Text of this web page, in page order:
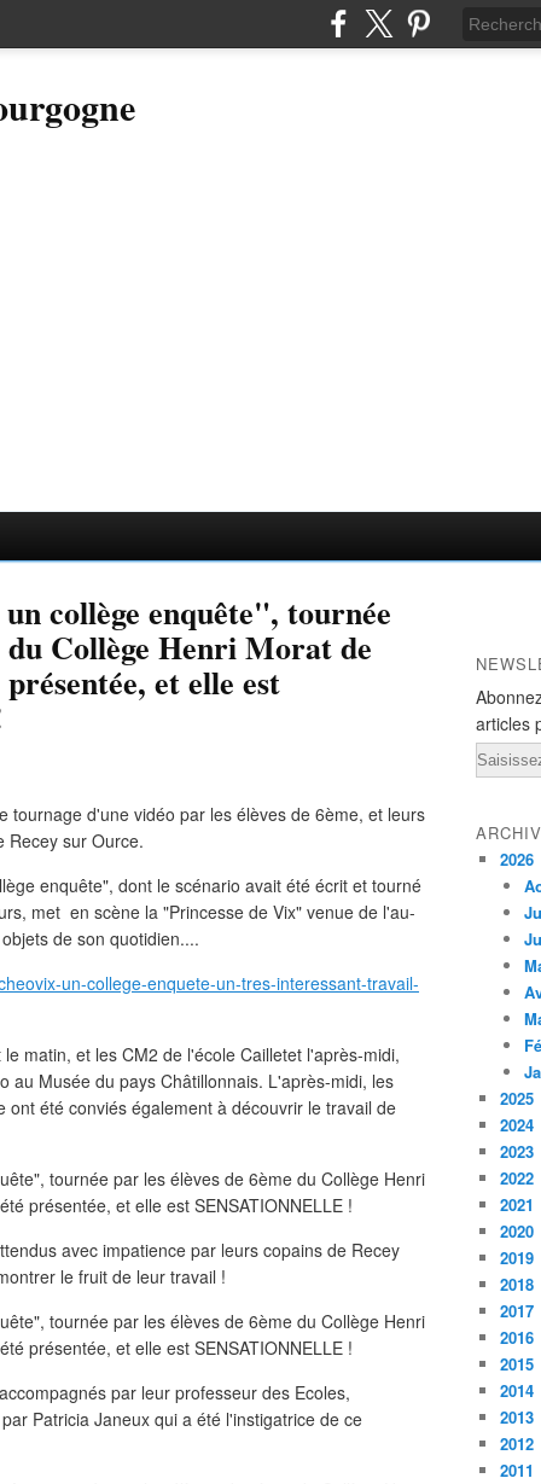
collège enquête", tournée
du Collège Henri Morat de
et elle est
tournage d'une vidéo par les élèves de 6ème, et leurs
Recey sur Ource.
enquête", dont le scénario avait été écrit et tourné
met en scène la "Princesse de Vix" venue de l'au-
de son quotidien....
un-college-enquete-un-tres-interessant-travail-
matin, et les CM2 de l'école Cailletet l'après-midi,
au Musée du pays Châtillonnais. L'après-midi, les
été conviés également à découvrir le travail de
avec impatience par leurs copains de Recey
le fruit de leur travail !
par leur professeur des Ecoles,
Patricia Janeux qui a été l'instigatrice de ce
articles
Email
2026
2025
2024
2023
2022
2021
2020
2019
2018
2017
2016
2015
2014
2013
2012
2011